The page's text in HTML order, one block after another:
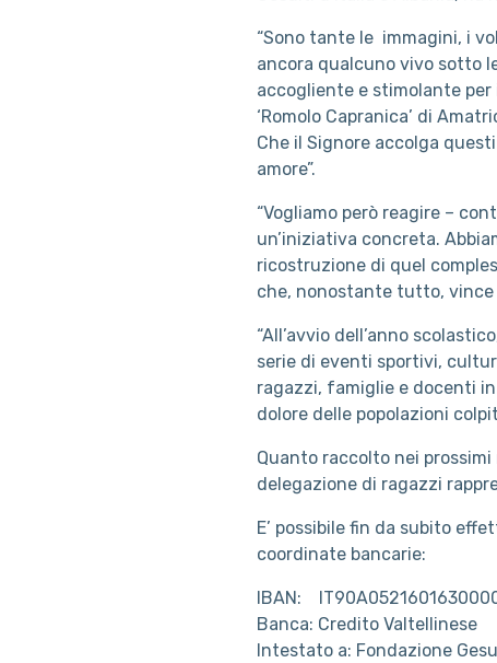
“Sono tante le immagini, i
ancora qualcuno vivo sotto
accogliente e stimolante
‘Romolo Capranica’ di
Che il Signore accolga
amore”.
“Vogliamo però reagire –
un’iniziativa concreta.
ricostruzione di quel
che, nonostante tutto, vince
“All’avvio dell’anno
serie di eventi sportivi,
ragazzi, famiglie e docenti
dolore delle popolazioni
Quanto raccolto nei
delegazione di ragazzi
E’ possibile fin da subito
coordinate bancarie:
IBAN:
Banca: Credito Valtellinese
Intestato a: Fondazione